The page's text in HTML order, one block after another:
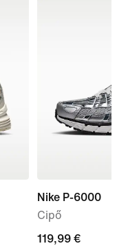
Nike P-6000
Cipő
119,99
119,99 €